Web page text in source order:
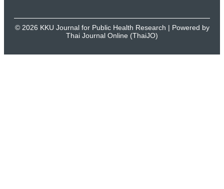
© 2026 KKU Journal for Public Health Research | Powered by
Thai Journal Online (ThaiJO)